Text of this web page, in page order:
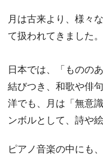
月は古来より、様々
て扱われてきました。
日本では、「ものの
結びつき、和歌や俳
洋でも、月は「無意
ンボルとして、詩や
ピアノ音楽の中にも